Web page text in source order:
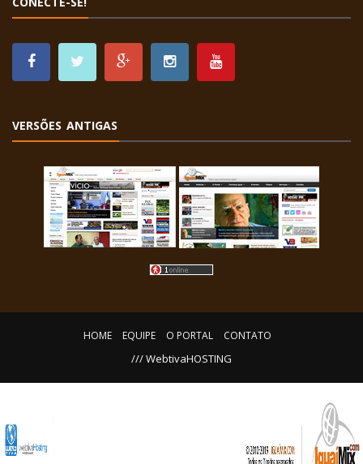
VERSÕES ANTIGAS
HOME EQUIPE O PORTAL CONTATO
/// WebtivaHOSTING